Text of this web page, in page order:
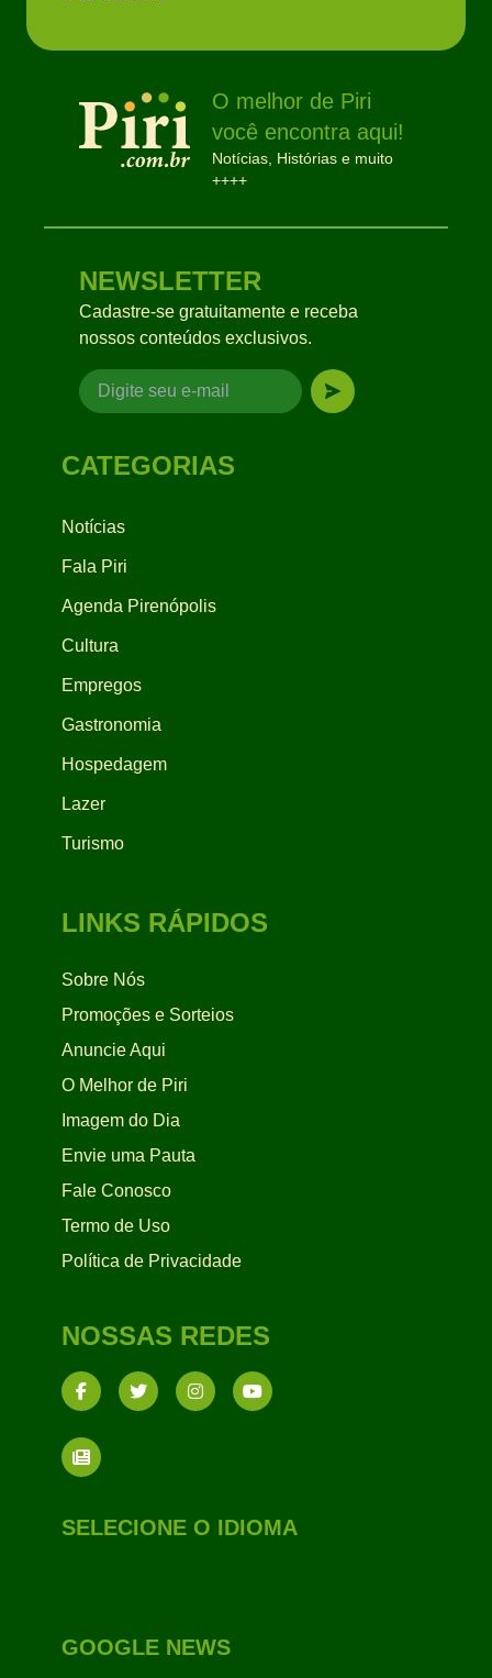
O melhor de Piri
você encontra aqui!
Notícias, Histórias e muito
++++
NEWSLETTER
Cadastre-se gratuitamente e receba
nossos conteúdos exclusivos.
CATEGORIAS
Notícias
Fala Piri
Agenda Pirenópolis
Cultura
Empregos
Gastronomia
Hospedagem
Lazer
Turismo
LINKS RÁPIDOS
Sobre Nós
Promoções e Sorteios
Anuncie Aqui
O Melhor de Piri
Imagem do Dia
Envie uma Pauta
Fale Conosco
Termo de Uso
Política de Privacidade
NOSSAS REDES
SELECIONE O IDIOMA
GOOGLE NEWS